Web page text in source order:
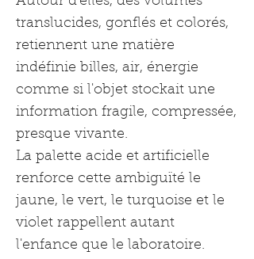
translucides, gonflés et colorés,
retiennent une matière
indéfinie billes, air, énergie
comme si l'objet stockait une
information fragile, compressée,
presque vivante.
La palette acide et artificielle
renforce cette ambiguïté le
jaune, le vert, le turquoise et le
violet rappellent autant
l'enfance que le laboratoire.